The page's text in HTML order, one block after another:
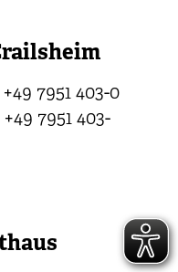
7951 403-0
7951 403-